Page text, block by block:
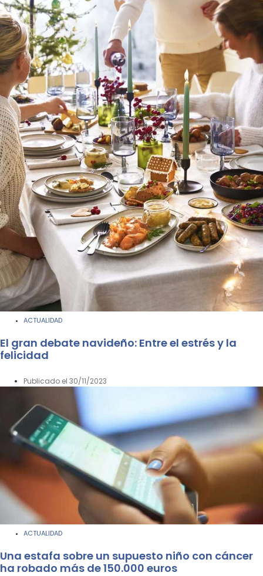
ACTUALIDAD
El gran debate navideño: Entre el estrés y la
felicidad
Publicado el 30/11/2023
ACTUALIDAD
Una estafa sobre un supuesto niño con cáncer
ha robado más de 150.000 euros